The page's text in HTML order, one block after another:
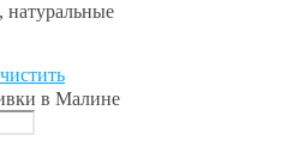
натуральные
в Малине